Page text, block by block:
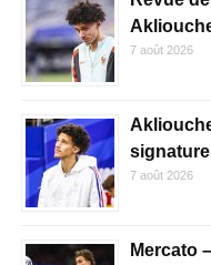
7 août 2026
7 août 2026
Mercato